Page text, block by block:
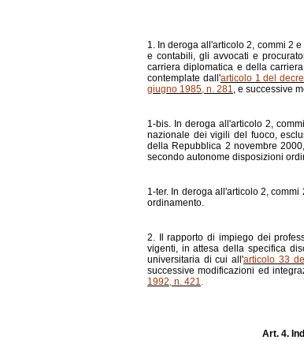
1. In deroga all'articolo 2, commi 2
e contabili, gli avvocati e
carriera diplomatica e della
contemplate dall'articolo 1 del
giugno 1985, n. 281, e successive
1-bis. In deroga all'articolo 2,
nazionale dei vigili del fuoco,
della Repubblica 2 novembre
secondo autonome disposizioni
1-ter. In deroga all'articolo 2,
ordinamento.
2. Il rapporto di impiego dei
vigenti, in attesa della specifica
universitaria di cui all'articolo 33
successive modificazioni ed
1992, n. 421.
Art. 4.